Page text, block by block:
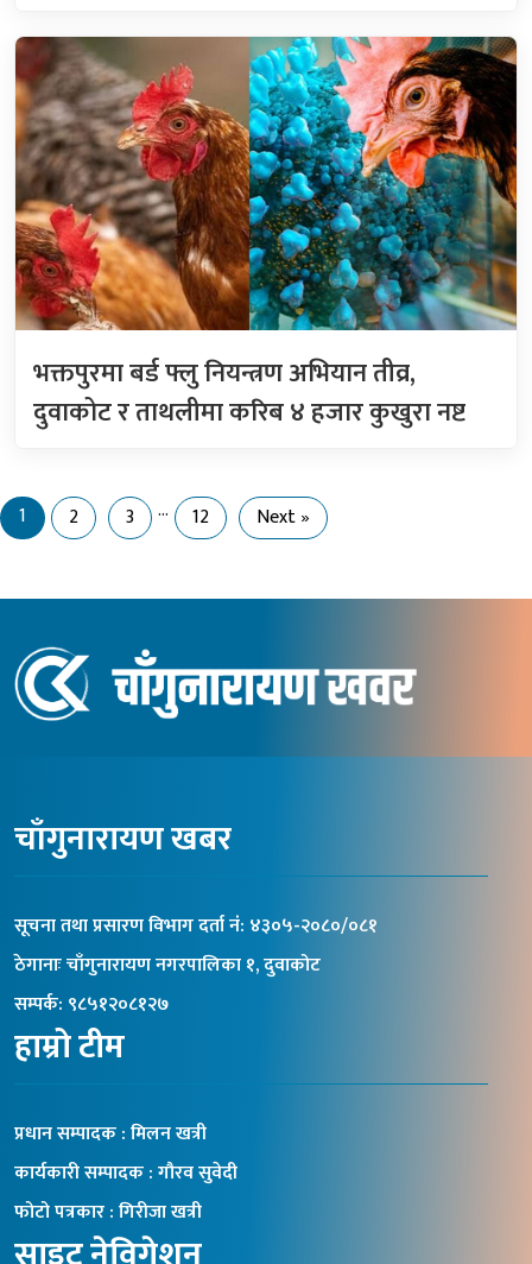
भक्तपुरमा बर्ड फ्लु नियन्त्रण अभियान तीव्र,
दुवाकोट र ताथलीमा करिब ४ हजार कुखुरा नष्ट
1 2 3 … 12 Next »
चाँगुनारायण खबर
सूचना तथा प्रसारण विभाग दर्ता नंं: ४३०५-२०८०/०८१
ठेगानाः चाँगुनारायण नगरपालिका १, दुवाकोट
सम्पर्क: ९८५१२०८१२७
हाम्रो टीम
प्रधान सम्पादक : मिलन खत्री
कार्यकारी सम्पादक : गौरव सुवेदी
फोटो पत्रकार : गिरीजा खत्री